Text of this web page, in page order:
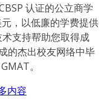
认证的公立商学
，以低廉的学费提供
支持帮助您取得成
的杰出校友网络中毕
。
内容